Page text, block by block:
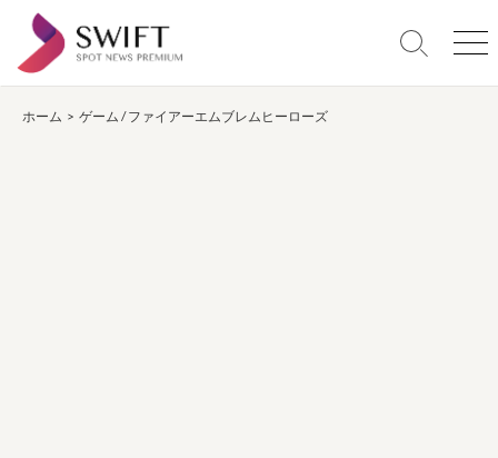
テ
検
メ
ホーム > ゲーム /ファイアーエムブレムヒーローズ